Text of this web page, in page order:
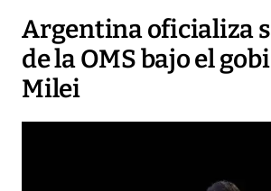
Argentina oficializa
de la OMS bajo el
Milei